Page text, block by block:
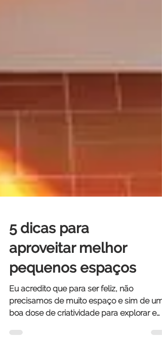
5 dicas para
aproveitar melhor
pequenos espaços
Eu acredito que para ser feliz, não
precisamos de muito espaço e sim de
boa dose de criatividade para explorar e